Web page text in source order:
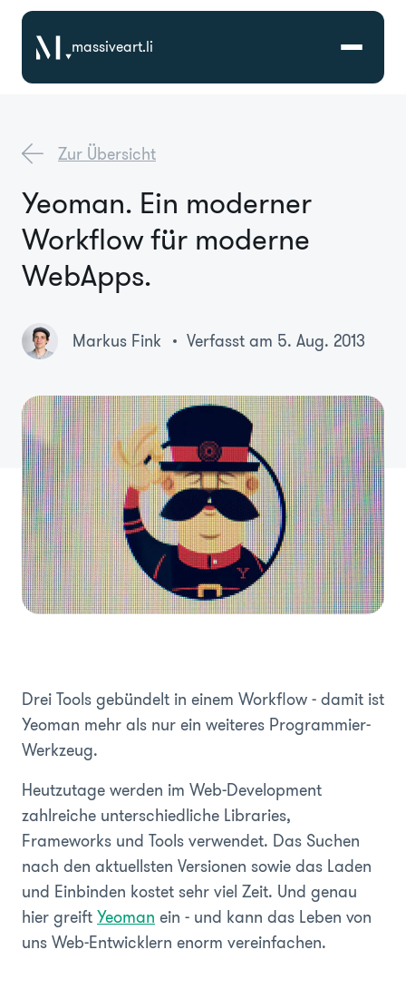
massiveart.li
Referenzen
Branchen
Karriere
Über Uns
Zur Übersicht
Yeoman. Ein moderner
Workflow für moderne
WebApps.
Markus Fink Verfasst am 5. Aug. 2013
Drei Tools gebündelt in einem Workflow - damit ist
Yeoman mehr als nur ein weiteres Programmier-
Werkzeug.
Heutzutage werden im Web-Development
zahlreiche unterschiedliche Libraries,
Frameworks und Tools verwendet. Das Suchen
nach den aktuellsten Versionen sowie das Laden
und Einbinden kostet sehr viel Zeit. Und genau
hier greiftYeoman ein - und kann das Leben von
uns Web-Entwicklern enorm vereinfachen.